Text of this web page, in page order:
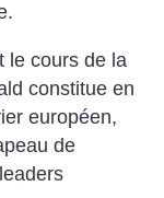
le cours de la
constitue en
européen,
de